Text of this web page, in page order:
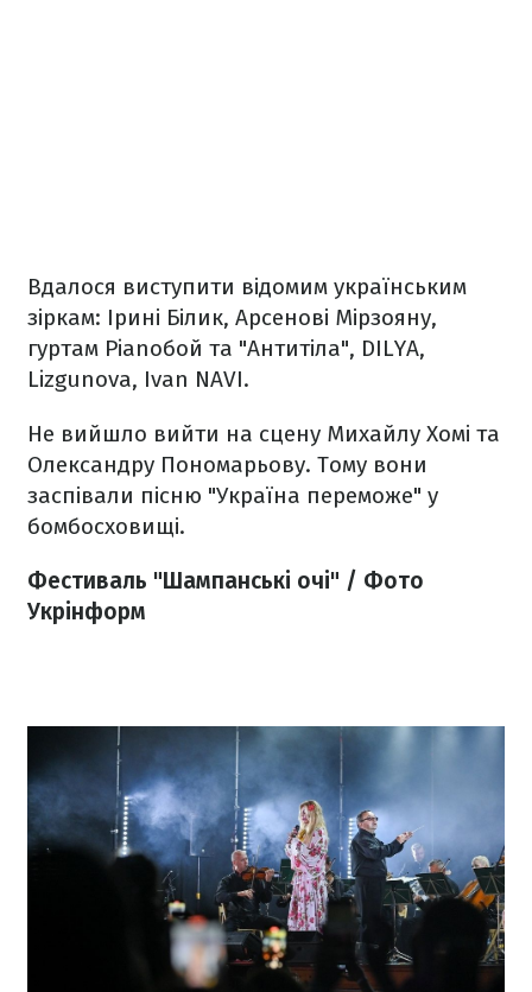
Вдалося виступити відомим українським
зіркам: Ірині Білик, Арсенові Мірзояну,
гуртам Pianoбой та "Антитіла", DILYA,
Lizgunova, Ivan NAVI.
Не вийшло вийти на сцену Михайлу Хомі та
Олександру Пономарьову. Тому вони
заспівали пісню "Україна переможе" у
бомбосховищі.
Фестиваль "Шампанські очі" / Фото
Укрінформ